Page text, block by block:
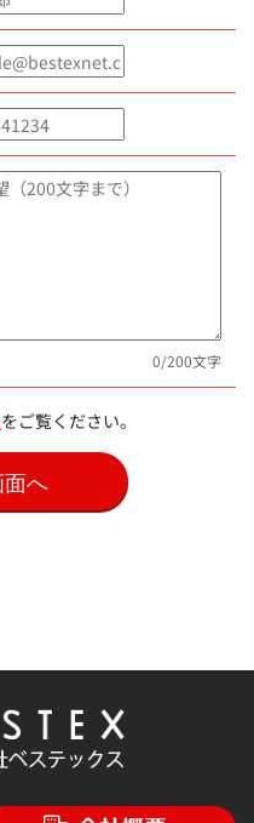
0/200文字
をご覧ください。